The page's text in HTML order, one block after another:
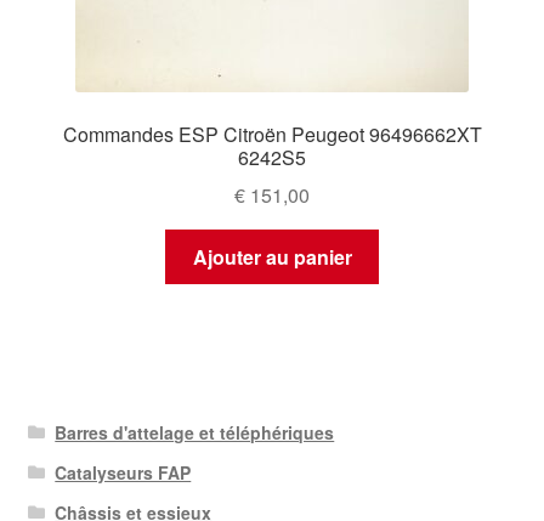
Commandes ESP Citroën Peugeot 96496662XT
6242S5
€ 151,00
Ajouter au panier
Barres d'attelage et téléphériques
Catalyseurs FAP
Châssis et essieux